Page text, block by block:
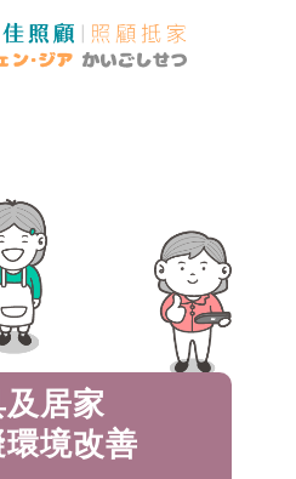
居家
境改善